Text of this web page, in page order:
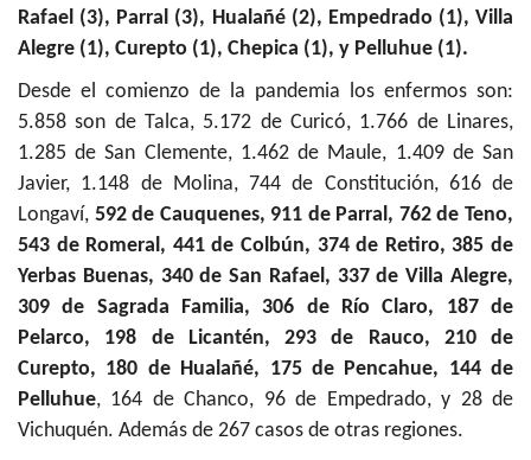
Rafael (3), Parral (3), Hualañé (2), Empedrado (1), Villa
Alegre (1), Curepto (1), Chepica (1), y Pelluhue (1).
Desde el comienzo de la pandemia los enfermos son:
5.858 son de Talca, 5.172 de Curicó, 1.766 de Linares,
1.285 de San Clemente, 1.462 de Maule, 1.409 de San
Javier, 1.148 de Molina, 744 de Constitución, 616 de
Longaví, 592 de Cauquenes, 911 de Parral, 762 de Teno,
543 de Romeral, 441 de Colbún, 374 de Retiro, 385 de
Yerbas Buenas, 340 de San Rafael, 337 de Villa Alegre,
309 de Sagrada Familia, 306 de Río Claro, 187 de
Pelarco, 198 de Licantén, 293 de Rauco, 210 de
Curepto, 180 de Hualañé, 175 de Pencahue, 144 de
Pelluhue, 164 de Chanco, 96 de Empedrado, y 28 de
Vichuquén. Además de 267 casos de otras regiones.